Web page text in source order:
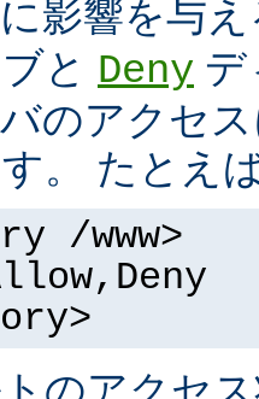
影響を与
と Deny デ
のアクセ
。 たとえ
/www>
のアクセ